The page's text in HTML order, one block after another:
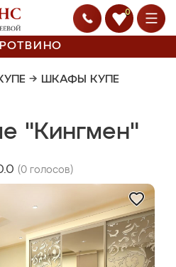
0
→ ШКАФЫ КУПЕ
"Кингмен"
(0 голосов)